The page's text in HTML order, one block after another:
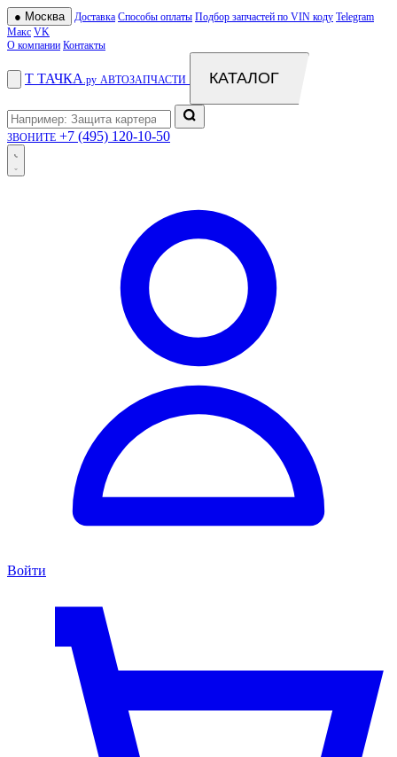
● Москва Доставка Способы оплаты Подбор запчастей по VIN коду Telegram
Макс VK
О компании Контакты
Т ТАЧКА .ру АВТОЗАПЧАСТИ КАТАЛОГ
ЗВОНИТЕ +7 (495) 120-10-50
Войти